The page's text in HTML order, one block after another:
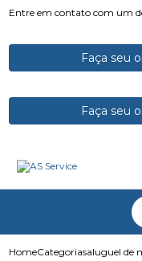
Entre em contato com um
Faça seu
Faça seu
HomeCategoriasaluguel de